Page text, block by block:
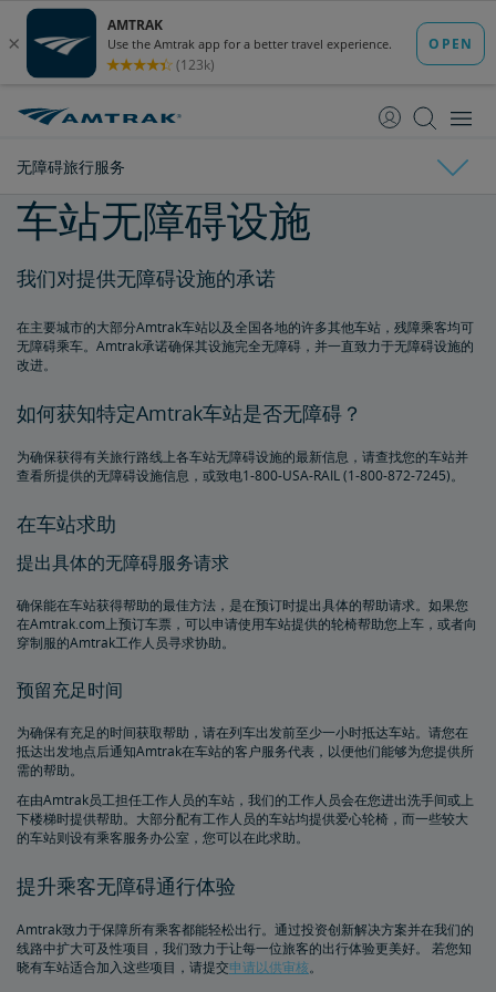
至
至
无障碍旅行服务
车票预订
购买车票
车票指南
订票限制
无人陪伴的未成年人
重复和不可能的预订
关于日程安排和时刻表
更改和退款
退款和取消
如何更改预订
如何取消预订
eVoucher
如何使用礼券
交通运输代金券
无障碍旅行服务
服务性动物
Amtrak联程巴士和无障碍服务
轮椅类辅具
残障乘客用餐服务
车站无障碍设施
与同伴/看护一同旅行
无障碍旅行请求
无歧视政策
计划和预订提示
车站无障碍设施
我们对提供无障碍设施的承诺
在主要城市的大部分Amtrak车站以及全国各地的许多其他车站，残障乘客均可
无障碍乘车。Amtrak承诺确保其设施完全无障碍，并一直致力于无障碍设施的
改进。
如何获知特定Amtrak车站是否无障碍？
为确保获得有关旅行路线上各车站无障碍设施的最新信息，请查找您的车站并
查看所提供的无障碍设施信息，或致电1-800-USA-RAIL (1-800-872-7245)。
在车站求助
提出具体的无障碍服务请求
确保能在车站获得帮助的最佳方法，是在预订时提出具体的帮助请求。如果您
在Amtrak.com上预订车票，可以申请使用车站提供的轮椅帮助您上车，或者向
穿制服的Amtrak工作人员寻求协助。
预留充足时间
为确保有充足的时间获取帮助，请在列车出发前至少一小时抵达车站。请您在
抵达出发地点后通知Amtrak在车站的客户服务代表，以便他们能够为您提供所
需的帮助。
在由Amtrak员工担任工作人员的车站，我们的工作人员会在您进出洗手间或上
下楼梯时提供帮助。大部分配有工作人员的车站均提供爱心轮椅，而一些较大
的车站则设有乘客服务办公室，您可以在此求助。
提升乘客无障碍通行体验
Amtrak致力于保障所有乘客都能轻松出行。通过投资创新解决方案并在我们的
线路中扩大可及性项目，我们致力于让每一位旅客的出行体验更美好。 若您知
晓有车站适合加入这些项目，请提交申请以供审核。